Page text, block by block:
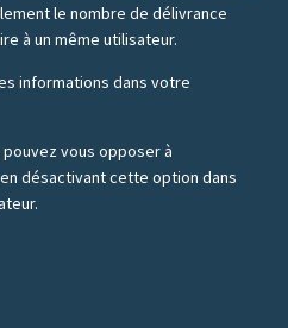
le nombre de délivrance
à un même utilisateur.
informations dans votre
vous opposer à
désactivant cette option dans